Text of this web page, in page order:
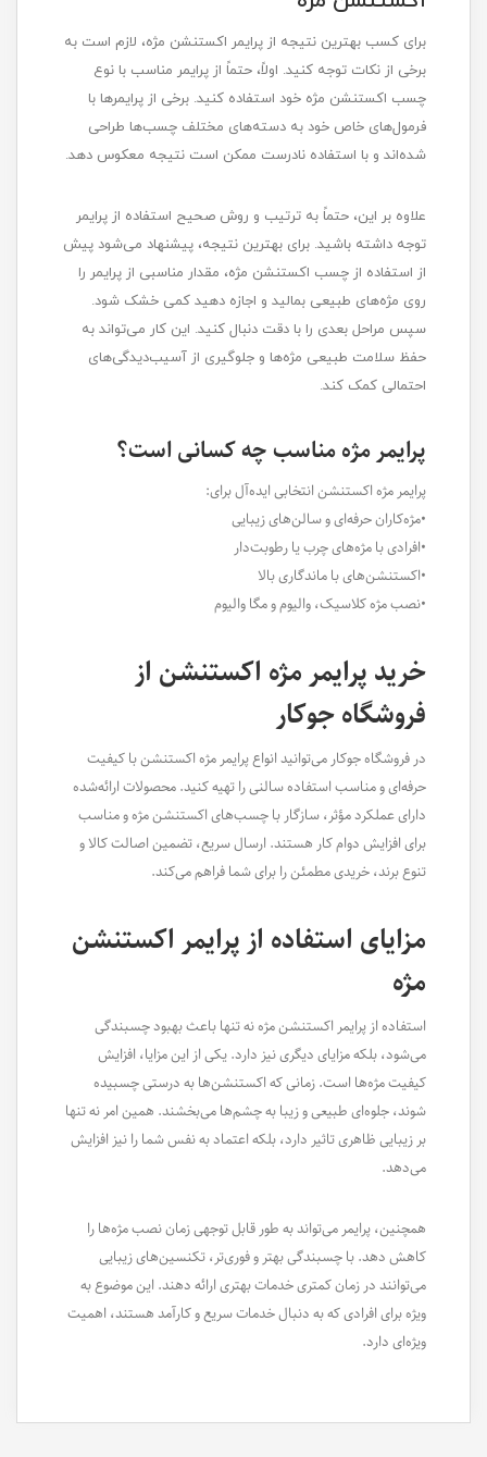
برای کسب بهترین نتیجه از پرایمر اکستنشن مژه، لازم است به
برخی از نکات توجه کنید. اولاً، حتماً از پرایمر مناسب با نوع
چسب اکستنشن مژه خود استفاده کنید. برخی از پرایمر‌ها با
فرمول‌های خاص خود به دسته‌های مختلف چسب‌ها طراحی
شده‌اند و با استفاده نادرست ممکن است نتیجه معکوس دهد.
علاوه بر این، حتماً به ترتیب و روش صحیح استفاده از پرایمر
توجه داشته باشید. برای بهترین نتیجه، پیشنهاد می‌شود پیش
از استفاده از چسب اکستنشن مژه، مقدار مناسبی از پرایمر را
روی مژه‌های طبیعی بمالید و اجازه دهید کمی خشک شود.
سپس مراحل بعدی را با دقت دنبال کنید. این کار می‌تواند به
حفظ سلامت طبیعی مژه‌ها و جلوگیری از آسیب‌دیدگی‌های
احتمالی کمک کند.
پرایمر مژه مناسب چه کسانی است؟
پرایمر مژه اکستنشن انتخابی ایده‌آل برای:
•مژه‌کاران حرفه‌ای و سالن‌های زیبایی
•افرادی با مژه‌های چرب یا رطوبت‌دار
•اکستنشن‌های با ماندگاری بالا
•نصب مژه کلاسیک، والیوم و مگا والیوم
خرید پرایمر مژه اکستنشن از
فروشگاه جوکار
در فروشگاه جوکار می‌توانید انواع پرایمر مژه اکستنشن با کیفیت
حرفه‌ای و مناسب استفاده سالنی را تهیه کنید. محصولات ارائه‌شده
دارای عملکرد مؤثر، سازگار با چسب‌های اکستنشن مژه و مناسب
برای افزایش دوام کار هستند. ارسال سریع، تضمین اصالت کالا و
تنوع برند، خریدی مطمئن را برای شما فراهم می‌کند.
مزایای استفاده از پرایمر اکستنشن
مژه
استفاده از پرایمر اکستنشن مژه نه تنها باعث بهبود چسبندگی
می‌شود، بلکه مزایای دیگری نیز دارد. یکی از این مزایا، افزایش
کیفیت مژه‌ها است. زمانی که اکستنشن‌ها به درستی چسبیده
شوند، جلوه‌ای طبیعی و زیبا به چشم‌ها می‌بخشند. همین امر نه تنها
بر زیبایی ظاهری تاثیر دارد، بلکه اعتماد به نفس شما را نیز افزایش
می‌دهد.
همچنین، پرایمر می‌تواند به طور قابل توجهی زمان نصب مژه‌ها را
کاهش دهد. با چسبندگی بهتر و فوری‌تر، تکنسین‌های زیبایی
می‌توانند در زمان کمتری خدمات بهتری ارائه دهند. این موضوع به
ویژه برای افرادی که به دنبال خدمات سریع و کارآمد هستند، اهمیت
ویژه‌ای دارد.